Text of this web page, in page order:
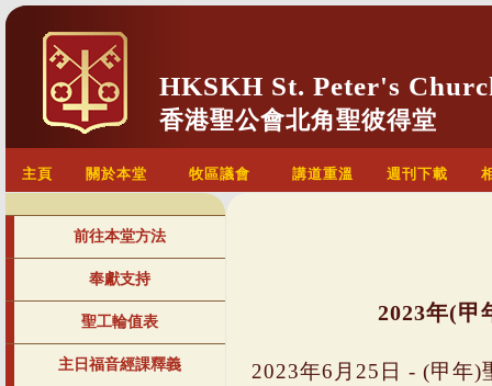
HKSKH St. Peter's
香港聖公會北角聖彼得堂
主頁 關於本堂 牧區議會 講道重溫 週刊下載
前往本堂方法
奉獻支持
聖工輪值表
主日福音經課釋義
2023年(甲
2023年6月25日 - (甲年)